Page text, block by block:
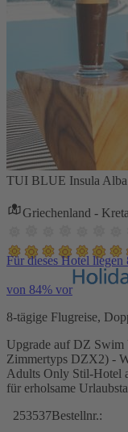
TUI BLUE Insula
Griechenland -
Für dieses Hotel
von 84% vor
8-tägige Flugreise,
Upgrade auf DZ Swim
Zimmertyps DZX2) -
Adults Only Stil-Hotel
für erholsame
253537Bestellnr.: